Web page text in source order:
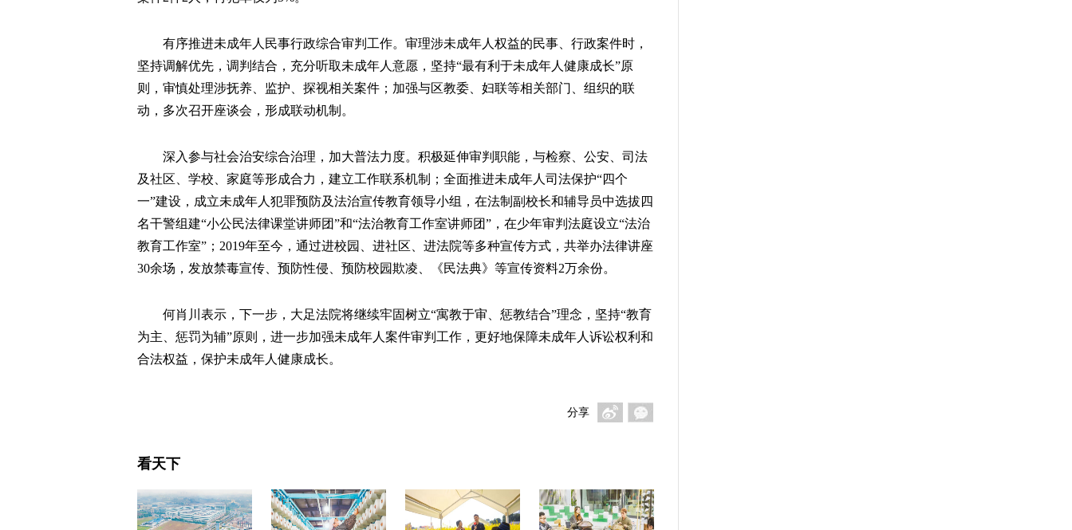
有序推进未成年人民事行政综合审判工作。审理涉未成年人权益的民事、行政案件时，
坚持调解优先，调判结合，充分听取未成年人意愿，坚持“最有利于未成年人健康成长”原
则，审慎处理涉抚养、监护、探视相关案件；加强与区教委、妇联等相关部门、组织的联
动，多次召开座谈会，形成联动机制。
深入参与社会治安综合治理，加大普法力度。积极延伸审判职能，与检察、公安、司法
及社区、学校、家庭等形成合力，建立工作联系机制；全面推进未成年人司法保护“四个
一”建设，成立未成年人犯罪预防及法治宣传教育领导小组，在法制副校长和辅导员中选拔四
名干警组建“小公民法律课堂讲师团”和“法治教育工作室讲师团”，在少年审判法庭设立“法治
教育工作室”；2019年至今，通过进校园、进社区、进法院等多种宣传方式，共举办法律讲座
30余场，发放禁毒宣传、预防性侵、预防校园欺凌、《民法典》等宣传资料2万余份。
何肖川表示，下一步，大足法院将继续牢固树立“寓教于审、惩教结合”理念，坚持“教育
为主、惩罚为辅”原则，进一步加强未成年人案件审判工作，更好地保障未成年人诉讼权利和
合法权益，保护未成年人健康成长。
分享
看天下